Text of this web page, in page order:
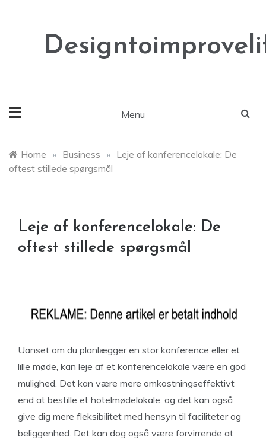
Menu
Home » Business » Leje af konferencelokale: De
oftest stillede spørgsmål
Leje af konferencelokale: De
oftest stillede spørgsmål
Uanset om du planlægger en stor konference eller et
lille møde, kan leje af et konferencelokale være en god
mulighed. Det kan være mere omkostningseffektivt
end at bestille et hotelmødelokale, og det kan også
give dig mere fleksibilitet med hensyn til faciliteter og
beliggenhed. Det kan dog også være forvirrende at